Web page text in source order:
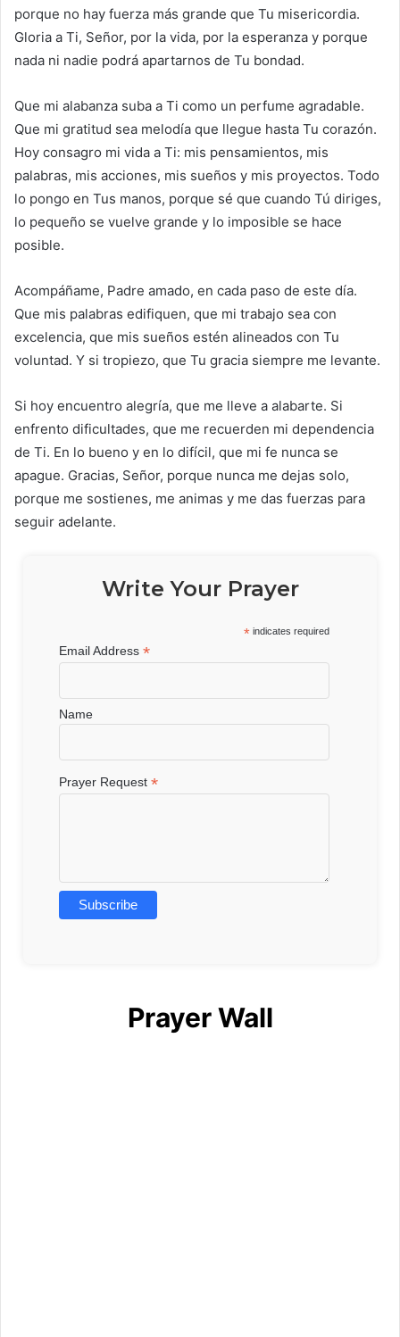
porque no hay fuerza más grande que Tu misericordia.
Gloria a Ti, Señor, por la vida, por la esperanza y porque
nada ni nadie podrá apartarnos de Tu bondad.
Que mi alabanza suba a Ti como un perfume agradable.
Que mi gratitud sea melodía que llegue hasta Tu corazón.
Hoy consagro mi vida a Ti: mis pensamientos, mis
palabras, mis acciones, mis sueños y mis proyectos. Todo
lo pongo en Tus manos, porque sé que cuando Tú diriges,
lo pequeño se vuelve grande y lo imposible se hace
posible.
Acompáñame, Padre amado, en cada paso de este día.
Que mis palabras edifiquen, que mi trabajo sea con
excelencia, que mis sueños estén alineados con Tu
voluntad. Y si tropiezo, que Tu gracia siempre me levante.
Si hoy encuentro alegría, que me lleve a alabarte. Si
enfrento dificultades, que me recuerden mi dependencia
de Ti. En lo bueno y en lo difícil, que mi fe nunca se
apague. Gracias, Señor, porque nunca me dejas solo,
porque me sostienes, me animas y me das fuerzas para
seguir adelante.
Write Your Prayer
* indicates required
Email Address*
Name
Prayer Request*
Prayer Wall